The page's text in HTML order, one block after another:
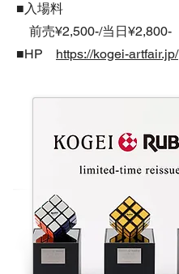
■入場料
前売¥2,500-/当日¥2,800-
■HP https://kogei-artfair.jp/